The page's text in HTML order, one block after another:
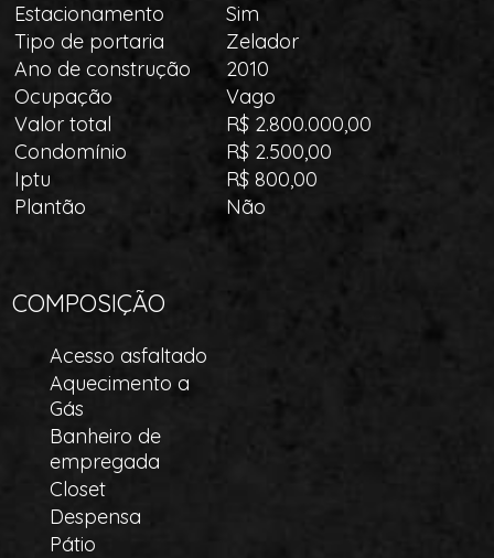
Estacionamento
Sim
Tipo de portaria
Zelador
Ano de construção
2010
Ocupação
Vago
Valor total
R$ 2.800.000,00
Condomínio
R$ 2.500,00
Iptu
R$ 800,00
Plantão
Não
COMPOSIÇÃO
Acesso asfaltado
Aquecimento a
Gás
Banheiro de
empregada
Closet
Despensa
Pátio